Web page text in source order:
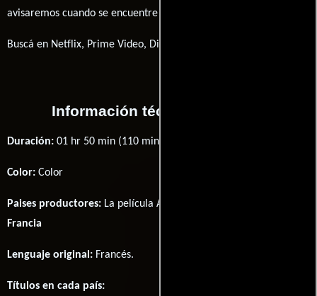
avisaremos cuando se encuentre disponible
Buscá en Netflix, Prime Video, Disney+
Información técnica y general
Duración: 01 hr 50 min (110 minutos) .
Color: Color
Paises productores: La película Après vous... fué producida en
Francia
Lenguaje original: Francés.
Títulos en cada país: